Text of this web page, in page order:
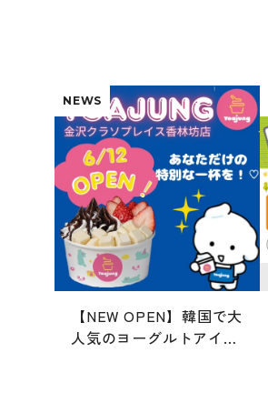
NEWS
【NEW OPEN】韓国で大
人気のヨーグルトアイス